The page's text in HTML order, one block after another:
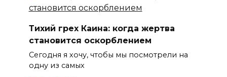
Тихий грех Каина: когда жертва
становится оскорблением
Сегодня я хочу, чтобы мы посмотрели на
одну из самых